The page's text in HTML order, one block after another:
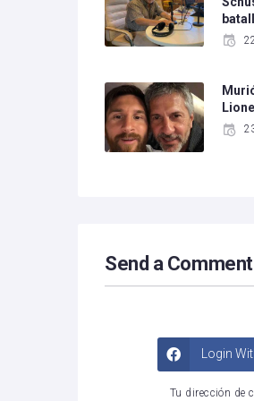
Send a Comment
Login
Tu dirección de